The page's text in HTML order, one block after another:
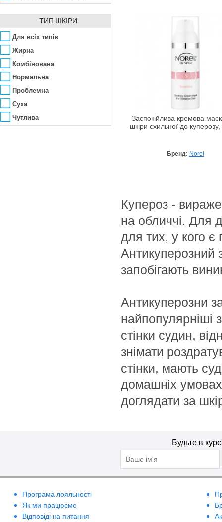
Сечовина
Стовбурові клітини
Фітинова кислота
Ферулова кислота
Центелла
Цинк
Для чутливої, подразненої
Живлення
Захист
Зволоження
Зміцнення судин
Зменшення мімічних
зморшок
Ліфтинг, підтягування
шкіри
Матування, звуження пор
ТИП ШКІРИ
Для всіх типів
Жирна
Комбінована
Нормальна
Проблемна
Суха
Чутлива
Заспокійлива кремова
шкіри схильної до
Бренд: Norel
Купероз -
на обличчі. Для
для тих, у кого є
Антикуперозний
запобігають
Антикуперозни
найпопулярніші
стінки судин,
знімати
стінки, мають
домашніх
доглядати за
Будьте в
Програма лояльності
Як ми працюємо
Відповіді на питання